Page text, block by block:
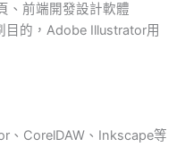
、前端開發設計軟體
目的，Adobe Illustrator用
、CorelDAW、Inkscape等